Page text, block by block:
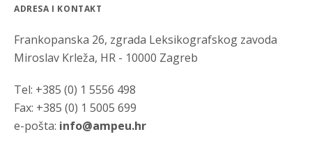
ADRESA I KONTAKT
Frankopanska 26, zgrada Leksikografskog zavoda
Miroslav Krleža, HR - 10000 Zagreb
Tel: +385 (0) 1 5556 498
Fax: +385 (0) 1 5005 699
e-pošta: info@ampeu.hr